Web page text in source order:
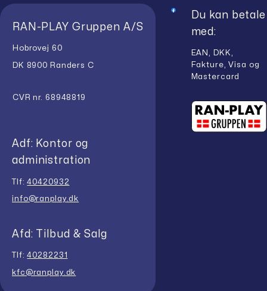
RAN-PLAY Gruppen A/S
Hobrovej 60
DK 8900 Randers C
CVR nr. 68948819
Adf: Kontor og
administration
Tlf:40420932
info@ranplay.dk
Afd: Tilbud & Salg
Tlf:40282231
kfc@ranplay.dk
Du kan betale
med:
EAN, DKK,
Fakture, Visa og
Mastercard